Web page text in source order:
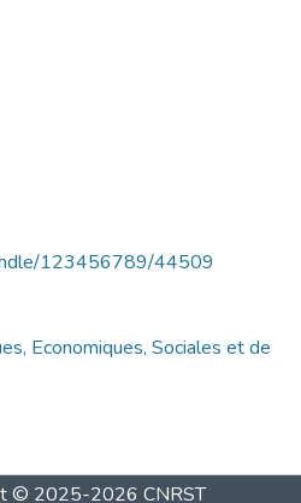
123456789/44509
Economiques, Sociales et de
© 2025-2026 CNRST